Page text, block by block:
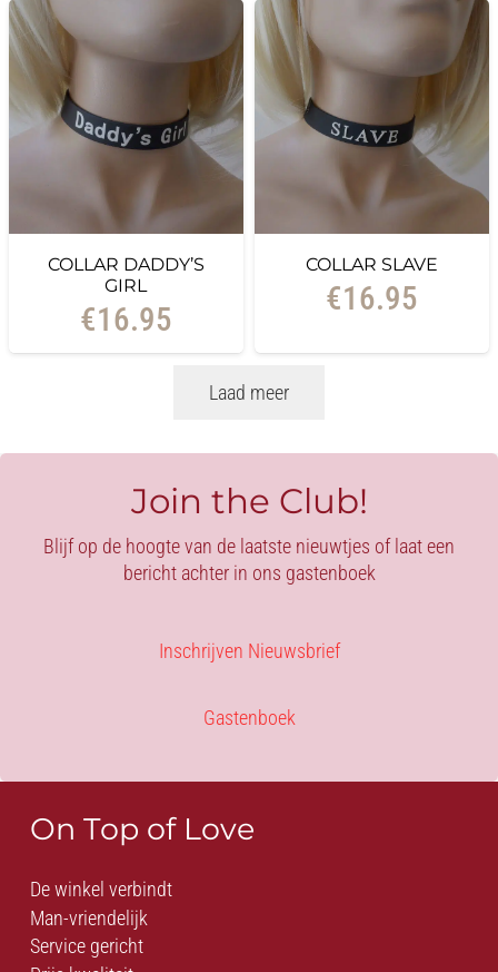
COLLAR DADDY’S
GIRL
€16.95
COLLAR SLAVE
€16.95
Laad meer
Join the Club!
Blijf op de hoogte van de laatste nieuwtjes of laat een
bericht achter in ons gastenboek
Inschrijven Nieuwsbrief
Gastenboek
On Top of Love
De winkel verbindt
Man-vriendelijk
Service gericht